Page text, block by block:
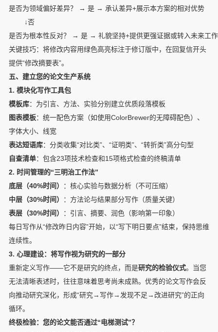
是否为领域偏好差异？ → 是 → 承认差异+展示本方案的相对优势
        ↓否
是否为根本性反对？ → 是 → 礼貌坚持+提供更强证据或转入未来工作
关键技巧：将修改内容用绿色高亮标注于修订版中，在回复信开头
提供“修改摘要表”。
五、建立您的论文生产系统
1. 模块化写作工具包
模板库：为引言、方法、实验分别建立优质段落模板
图表模板：统一配色方案（如使用ColorBrewer的无障碍配色）、
字体大小、线宽
表达短语库：分类收集“对比类”、“证明类”、“转折类”高分句型
自查清单：包含23项技术检查和15项格式检查的终稿清单
2. 时间管理的“三明治工作法”
底层（40%时间）
：核心实验与数据分析（不可压缩）
中层（30%时间）
：方法论与结果部分写作（质量关键）
表层（30%时间）
：引言、摘要、润色（影响第一印象）
每日写作从“修改昨日内容”开始，以“写下明日要点”结束，保持思维
连续性。
3. 心理建设：将写作视为研究的一部分
重新定义写作——它不是研究的终点，而是研究的检验仪式。当您
无法清晰表述时，往往意味着思考尚未成熟。优秀的论文写作会反
向推动研究深化，形成“研究→写作→发现不足→改进研究”的正向
循环。
终极检验：您的论文能否通过“电梯测试”？